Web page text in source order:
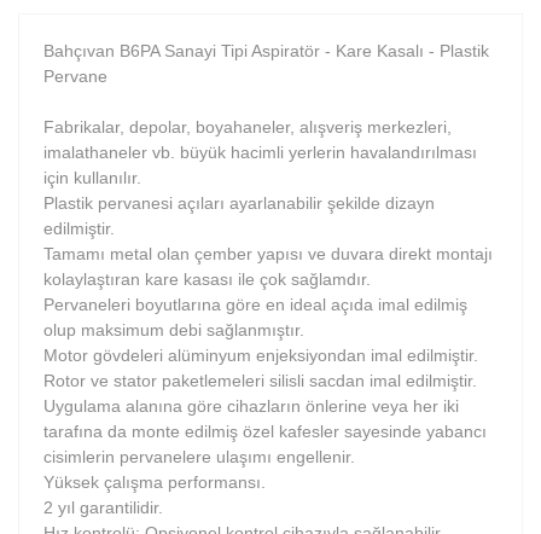
Bahçıvan B6PA Sanayi Tipi Aspiratör - Kare Kasalı - Plastik
Pervane
Fabrikalar, depolar, boyahaneler, alışveriş merkezleri,
imalathaneler vb. büyük hacimli yerlerin havalandırılması
için kullanılır.
Plastik pervanesi açıları ayarlanabilir şekilde dizayn
edilmiştir.
Tamamı metal olan çember yapısı ve duvara direkt montajı
kolaylaştıran kare kasası ile çok sağlamdır.
Pervaneleri boyutlarına göre en ideal açıda imal edilmiş
olup maksimum debi sağlanmıştır.
Motor gövdeleri alüminyum enjeksiyondan imal edilmiştir.
Rotor ve stator paketlemeleri silisli sacdan imal edilmiştir.
Uygulama alanına göre cihazların önlerine veya her iki
tarafına da monte edilmiş özel kafesler sayesinde yabancı
cisimlerin pervanelere ulaşımı engellenir.
Yüksek çalışma performansı.
2 yıl garantilidir.